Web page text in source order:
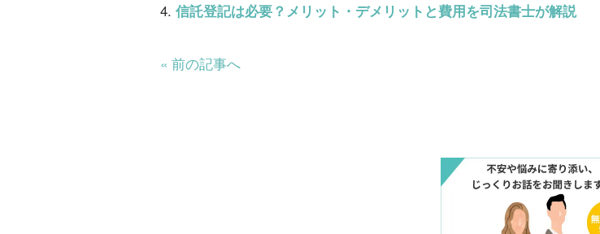
信託登記は必要？メリット・デメリットと費用を司法書士が解説
« 前の記事へ